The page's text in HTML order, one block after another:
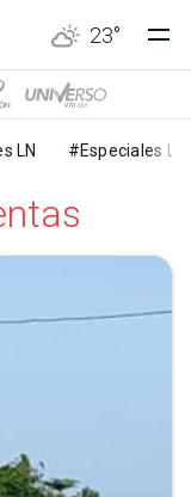
23°
LN #Especiales LN